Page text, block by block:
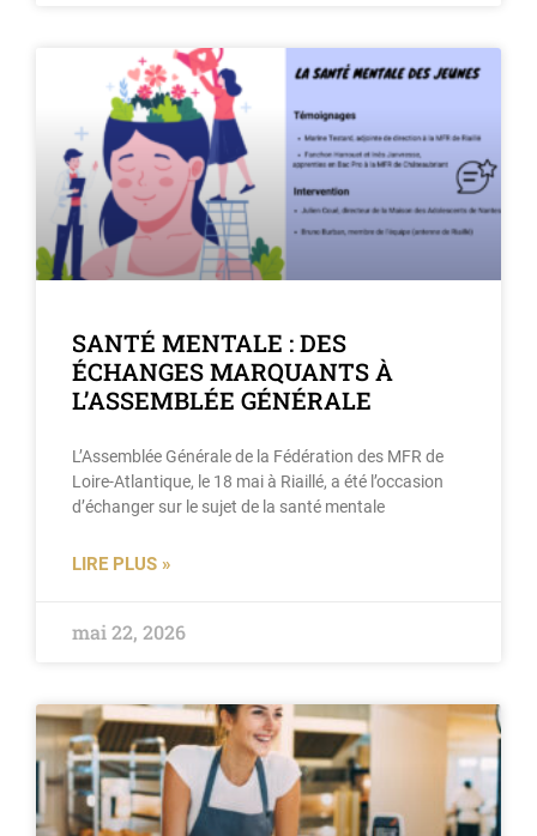
SANTÉ MENTALE : DES
ÉCHANGES MARQUANTS À
L’ASSEMBLÉE GÉNÉRALE
L’Assemblée Générale de la Fédération des MFR de
Loire-Atlantique, le 18 mai à Riaillé, a été l’occasion
d’échanger sur le sujet de la santé mentale
LIRE PLUS »
mai 22, 2026